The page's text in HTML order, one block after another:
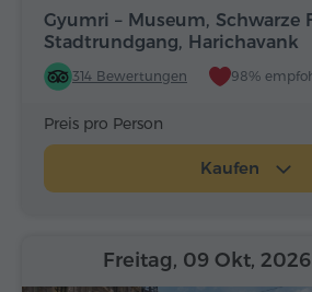
Gyumri – Museum, Schwarze
Stadtrundgang, Harichavank
314 Bewertungen 98%
Preis pro Person
Kaufen
Freitag, 09 Okt, 2026